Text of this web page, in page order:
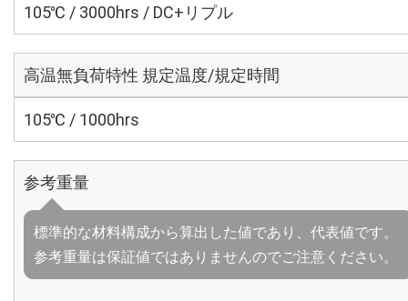
105℃ / 3000hrs / DC+リプル
高温無負荷特性 規定温度/規定時間
105℃ / 1000hrs
参考重量
標準的な材料構成から算出した値であり、代表値です。
参考重量は保証値ではありませんのでご注意ください。